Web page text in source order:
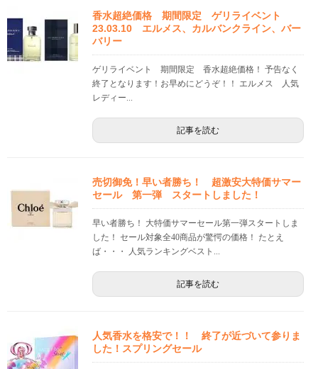
香水超絶価格 期間限定 ゲリライベント
23.03.10 エルメス、カルバンクライン、バー
バリー
ゲリライベント 期間限定 香水超絶価格！ 予告なく
終了となります！お早めにどうぞ！！ エルメス 人気
レディー...
記事を読む
売切御免！早い者勝ち！ 超激安大特価サマー
セール 第一弾 スタートしました！
早い者勝ち！ 大特価サマーセール第一弾スタートしま
した！ セール対象全40商品が驚愕の価格！ たとえ
ば・・・ 人気ランキングベスト...
記事を読む
人気香水を格安で！！ 終了が近づいて参りま
した！スプリングセール